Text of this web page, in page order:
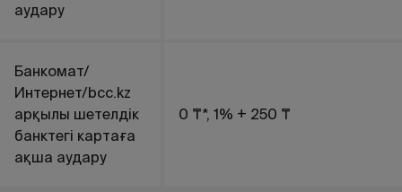
аудару
Банкомат/
Интернет/bcc.kz
арқылы шетелдік
банктегі картаға
ақша аудару
0 ₸*, 1% + 250 ₸